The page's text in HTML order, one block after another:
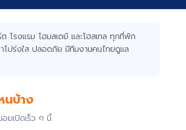
รงแรม โฮมสเตย์ และโฮสเทล ทุกที่พัก
ปร่งใส ปลอดภัย มีทีมงานคนไทยดูแล
นบ้าง
ยเปิดเร็ว ๆ นี้